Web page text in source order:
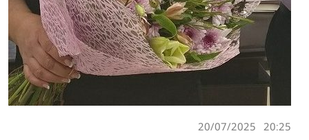
20:25
20/07/2025